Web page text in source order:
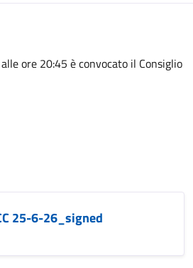
ore 20:45 è convocato il Consiglio
25-6-26_signed